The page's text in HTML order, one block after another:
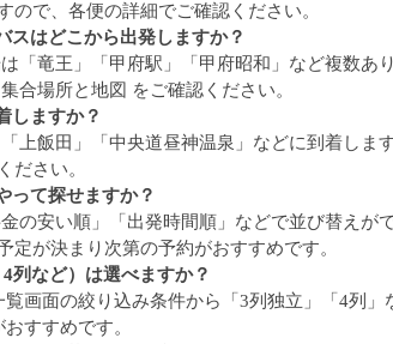
ので、各便の詳細でご確認ください。
スはどこから出発しますか？
「竜王」「甲府駅」「甲府昭和」など複数あ
合場所と地図 をご確認ください。
しますか？
上飯田」「中央道昼神温泉」などに到着しま
ださい。
って探せますか？
の安い順」「出発時間順」などで並び替えが
定が決まり次第の予約がおすすめです。
列など）は選べますか？
画面の絞り込み条件から「3列独立」「4列
すすめです。